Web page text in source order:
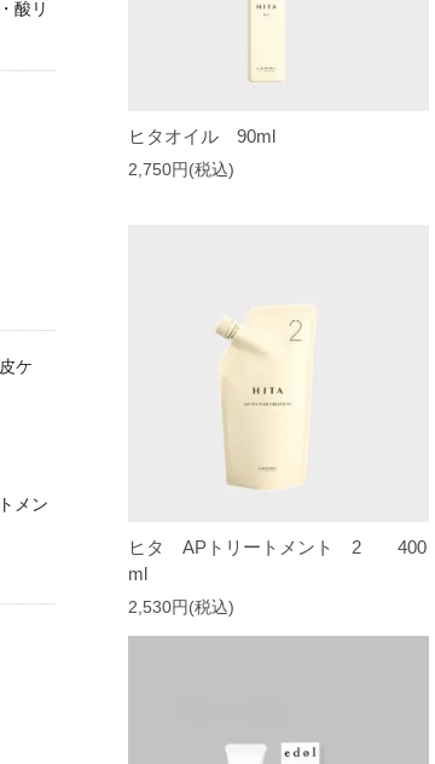
ヒタオイル 90ml
2,750円(税込)
ヒタ APトリートメント 2 400
ml
2,530円(税込)
酸リ
ケ
メン